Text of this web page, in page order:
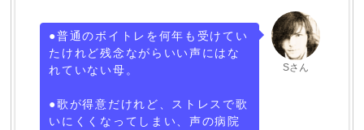
Sさん
●普通のボイトレを何年も受けてい
たけれど残念ながらいい声にはな
れていない母。
●歌が得意だけれど、ストレスで歌
いにくくなってしまい、声の病院